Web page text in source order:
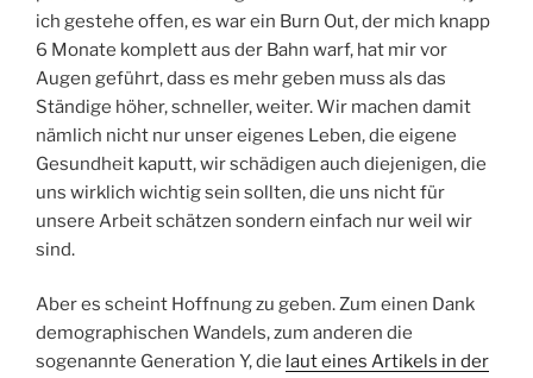
ich gestehe offen, es war ein Burn Out, der mich knapp
6 Monate komplett aus der Bahn warf, hat mir vor
Augen geführt, dass es mehr geben muss als das
Ständige höher, schneller, weiter. Wir machen damit
nämlich nicht nur unser eigenes Leben, die eigene
Gesundheit kaputt, wir schädigen auch diejenigen, die
uns wirklich wichtig sein sollten, die uns nicht für
unsere Arbeit schätzen sondern einfach nur weil wir
sind.
Aber es scheint Hoffnung zu geben. Zum einen Dank
demographischen Wandels, zum anderen die
sogenannte Generation Y, die laut eines Artikels in der